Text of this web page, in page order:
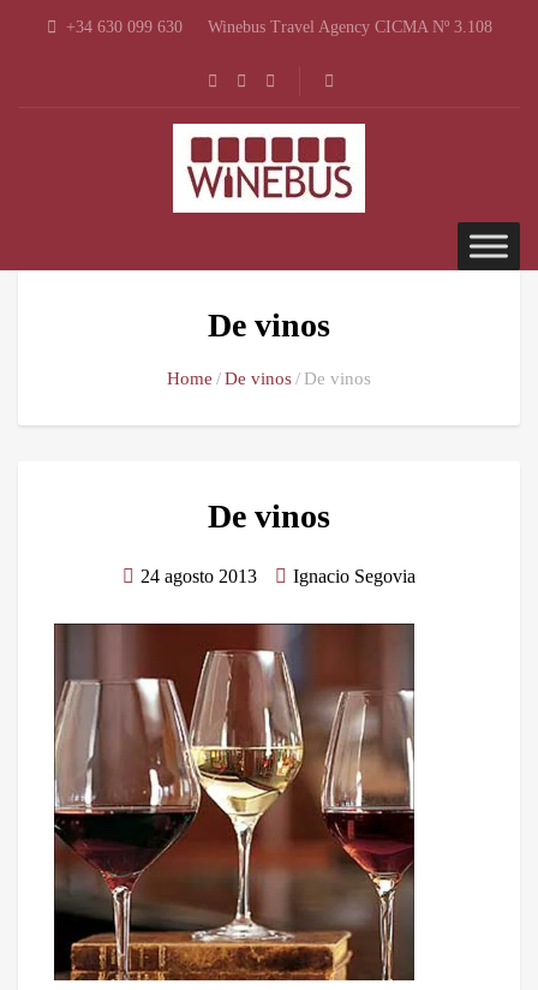
+34 630 099 630 Winebus Travel Agency CICMA Nº 3.108
De vinos
Home De vinos De vinos
De vinos
24 agosto 2013 Ignacio Segovia